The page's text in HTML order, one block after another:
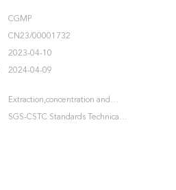
Extract
CGMP
CN23/00001732
2023-04-10
2024-04-09
Extraction,concentration and
spray drying of extracts
SGS-CSTC Standards Technical